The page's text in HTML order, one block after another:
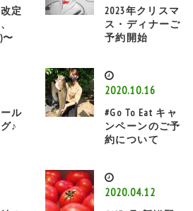
定
〜
2023年クリスマ
ス・ディナーご
予約開始
ル
♪
2020.10.16
#Go To Eat キャ
ンペーンのご予
約について
2020.04.12